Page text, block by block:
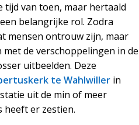
tijd van toen, maar hertaald
belangrijke rol. Zodra
mensen ontrouw zijn, maar
de verschoppelingen in de
uitbeelden. Deze
te Wahlwiller in
uit de min of meer
heeft er zestien.